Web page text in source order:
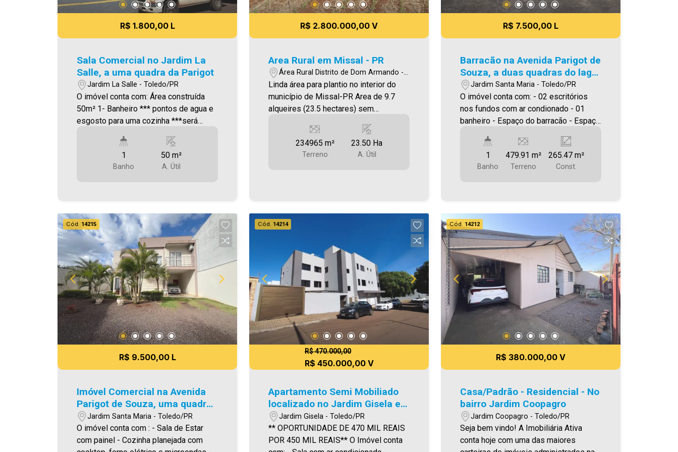
gastos do condomínio. Aproveite essa
novo lar É AGORA! Imobiliária Ativa,
meramente ilustrativas.
meramente ilustrativas.
R$ 1.800,00 L
Sala Comercial no Jardim La
Salle, a uma quadra da Parigot
Jardim La Salle - Toledo/PR
O imóvel conta com: Área construída
50m² 1- Banheiro *** pontos de agua e
esgosto para uma cozinha ***será
cobrado FCI (Fundo de Conservação do
Imóvel), equivalente a 6% do valor do
aluguel. Para mais detalhes sobre o
imóveis administrados da cidade,
atuando com excelência tanto na
locação quanto na venda. Aproveite
essa oportunidade, agende uma visita!
Imobiliária Ativa | Sinta-se em casa! -
As informações aqui prestadas são
verdadeiras, todavia, reservamo-nos o
direito de corrigir qualquer erro de
digitação e/ou ortografia, bem como
alteração dos preços e imagens. Fotos
meramente ilustrativas.
1
Banho
50 m²
A. Útil
R$ 2.800.000,00 V
Area Rural em Missal - PR
Área Rural Distrito de Dom Armando -
Missal/PR
Linda área para plantio no interior do
município de Missal-PR Area de 9.7
alqueires (23.5 hectares) sem
mecanizados. 2.7 alqueires em reserva.
Localizado na Localidade de Linha Três
Irmãos, no Distrito de Dom Armando -
234965 m²
Terreno
23.50 Ha
A. Útil
R$ 7.500,00 L
Barracão na Avenida Parigot de
Souza, a duas quadras do lago
municipal
Jardim Santa Maria - Toledo/PR
O imóvel conta com: - 02 escritórios
nos fundos com ar condionado - 01
banheiro - Espaço do barracão - Espaço
****Será cobrado IPTU Será cobrado
FCI (Fundo de Conservação do Imóvel),
equivalente a 6% do valor do aluguel.
das maiores carteiras de imóveis
administrados da cidade, atuando com
excelência tanto na locação quanto na
venda. Aproveite essa oportunidade,
agende uma visita! Imobiliária Ativa |
Sinta-se em casa! - As informações
aqui prestadas são verdadeiras,
todavia, reservamo-nos o direito de
corrigir qualquer erro de digitação e/ou
ortografia, bem como alteração dos
preços e imagens. Fotos meramente
1
Banho
479.91 m²
Terreno
265.47 m²
Const.
Cód. 14215
R$ 9.500,00 L
Imóvel Comercial na Avenida
Parigot de Souza, uma quadra
do lago municipal
Jardim Santa Maria - Toledo/PR
O imóvel conta com : - Sala de Estar
com painel - Cozinha planejada com
Cód. 14214
R$ 470.000,00
R$ 450.000,00 V
Apartamento Semi Mobiliado
localizado no Jardim Gisela em
Toledo.
Jardim Gisela - Toledo/PR
** OPORTUNIDADE DE 470 MIL REAIS
POR 450 MIL REAIS** O Imóvel conta
Cód. 14212
R$ 380.000,00 V
Casa/Padrão - Residencial - No
bairro Jardim Coopagro
Jardim Coopagro - Toledo/PR
Seja bem vindo! A Imobiliária Ativa
conta hoje com uma das maiores